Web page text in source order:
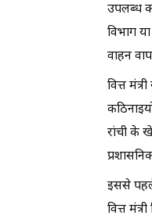
उपलब्ध
विभाग
वाहन
वित्त
रांची के
इससे
वित्त